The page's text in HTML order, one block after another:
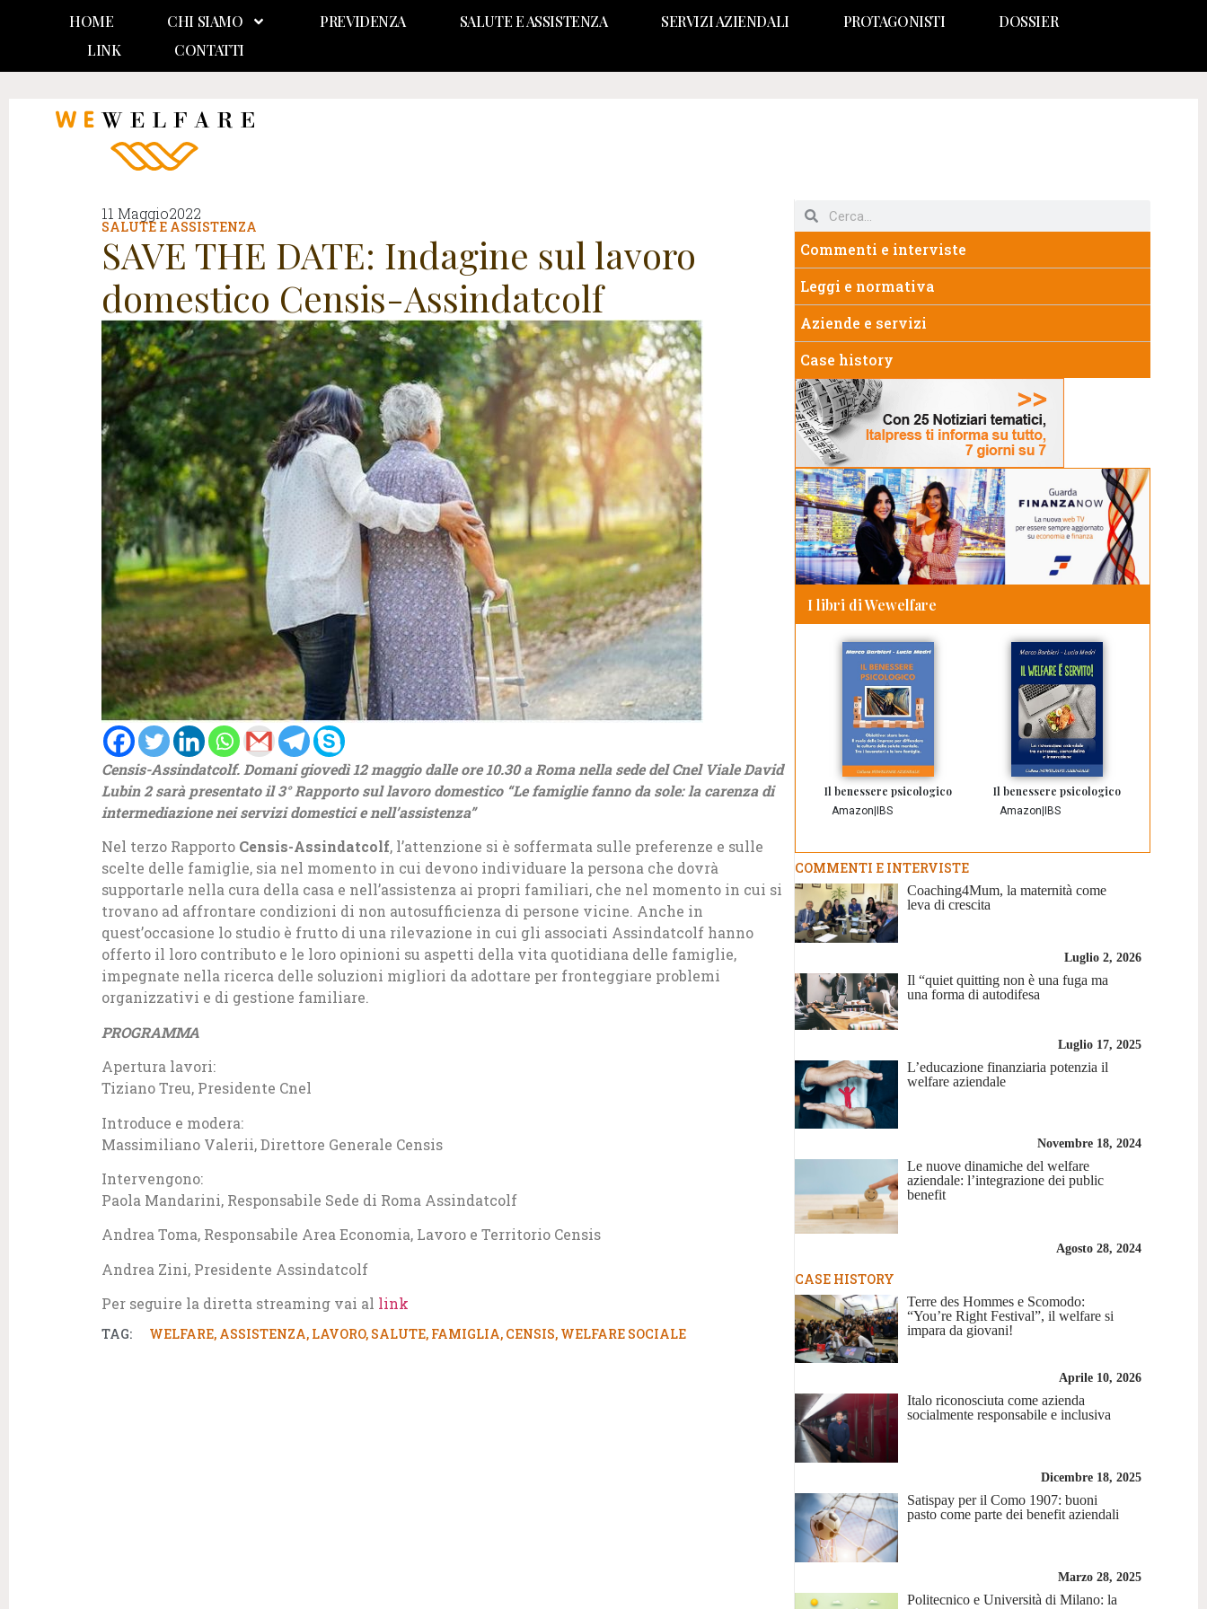
HOME CHI SIAMO PREVIDENZA SALUTE E ASSISTENZA SERVIZI AZIENDALI PROTAGONISTI
DOSSIER
LINK
CONTATTI
11 Maggio2022
SALUTE E ASSISTENZA
SAVE THE DATE: Indagine sul lavoro
domestico Censis-Assindatcolf
Censis-Assindatcolf. Domani giovedì 12 maggio dalle ore 10.30 a Roma nella sede del Cnel Viale David
Lubin 2sarà presentato il 3° Rapporto sul lavoro domestico “Le famiglie fanno da sole: la carenza di
intermediazione nei servizi domestici e nell’assistenza”
Nel terzo Rapporto Censis-Assindatcolf, l’attenzione si è soffermata sulle preferenze e sulle
scelte delle famiglie, sia nel momento in cui devono individuare la persona che dovrà
supportarle nella cura della casa e nell’assistenza ai propri familiari, che nel momento in cui si
trovano ad affrontare condizioni di non autosufficienza di persone vicine. Anche in
quest’occasione lo studio è frutto di una rilevazione in cui gli associati Assindatcolf hanno
offerto il loro contributo e le loro opinioni su aspetti della vita quotidiana delle famiglie,
impegnate nella ricerca delle soluzioni migliori da adottare per fronteggiare problemi
organizzativi e di gestione familiare.
PROGRAMMA
Apertura lavori:
Tiziano Treu, Presidente Cnel
Introduce e modera:
Massimiliano Valerii, Direttore Generale Censis
Intervengono:
Paola Mandarini, Responsabile Sede di Roma Assindatcolf
Andrea Toma, Responsabile Area Economia, Lavoro e Territorio Censis
Andrea Zini, Presidente Assindatcolf
Per seguire la diretta streaming vai al link
TAG: WELFARE, ASSISTENZA, LAVORO, SALUTE, FAMIGLIA, CENSIS, WELFARE SOCIALE
Commenti e interviste
Leggi e normativa
Aziende e servizi
Case history
I libri di Wewelfare
Il benessere psicologico
Amazon IBS
Il benessere psicologico
Amazon IBS
COMMENTI E INTERVISTE
Coaching4Mum, la maternità come
leva di crescita
Luglio 2, 2026
Il “quiet quitting non è una fuga ma
una forma di autodifesa
Luglio 17, 2025
L’educazione finanziaria potenzia il
welfare aziendale
Novembre 18, 2024
Le nuove dinamiche del welfare
aziendale: l’integrazione dei public
benefit
Agosto 28, 2024
CASE HISTORY
Terre des Hommes e Scomodo:
“You’re Right Festival”, il welfare si
impara da giovani!
Aprile 10, 2026
Italo riconosciuta come azienda
socialmente responsabile e inclusiva
Dicembre 18, 2025
Satispay per il Como 1907: buoni
pasto come parte dei benefit aziendali
Marzo 28, 2025
Politecnico e Università di Milano: la